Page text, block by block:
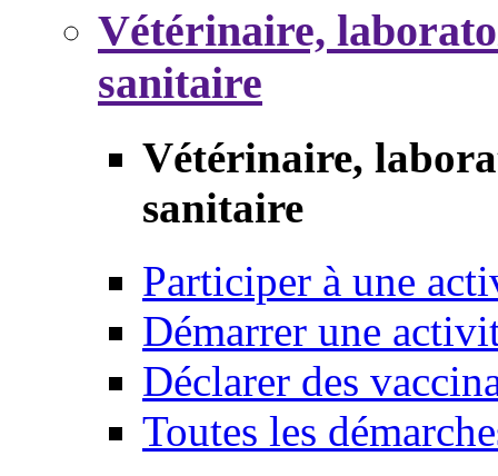
Vétérinaire,
sanitaire
Vétérinaire,
sanitaire
Participer à une
Démarrer une
Déclarer des
Toutes les